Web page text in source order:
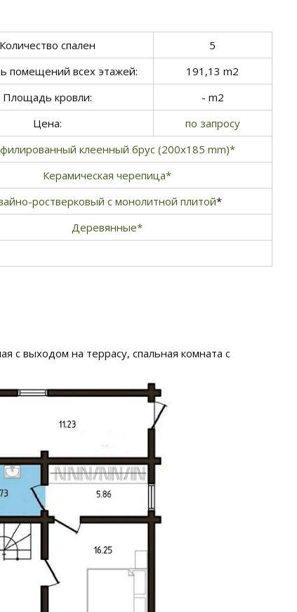
Количество спален
5
помещений всех этажей:
191,13 m2
Площадь кровли:
- m2
Цена:
по запросу
клеенный брус (200х185 mm)*
Керамическая черепица*
ростверковый с монолитной плитой*
Деревянные*
с выходом на террасу, спальная комната с